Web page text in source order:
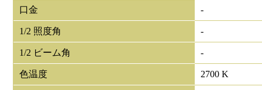
口金 -
1/2 照度角 -
1/2 ビーム角 -
色温度 2700 K